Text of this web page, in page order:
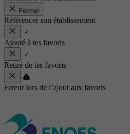
Fermer
Référencer son établissement
Ajouté à tes favoris
Retiré de tes favoris
Erreur lors de l’ajout aux favoris